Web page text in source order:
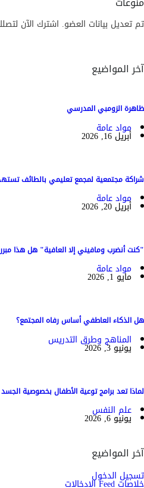
تم تعديل بيانات العضو. اشترك الآن
آخر المواضيع
ظاهرة الزومبي المدرسي
مواد عامة
أبريل 16, 2026
شراكة مجتمعية لمجمع تعليمي بالطائف
مواد عامة
أبريل 20, 2026
"كنت أنضرب ومافيني إلا العافية" هل هذا مبرر
مواد عامة
مايو 1, 2026
هل الذكاء العاطفي أساس رفاه المجتمع؟
المناهج وطرق التدريس
يونيو 3, 2026
لماذا تعد برامج توعية الأطفال بخصوصية
علم النفس
يونيو 6, 2026
آخر المواضيع
تسجيل الدخول
خلاصات Feed الإدخالات